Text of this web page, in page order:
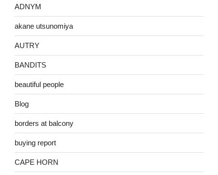
ADNYM
akane utsunomiya
AUTRY
BANDITS
beautiful people
Blog
borders at balcony
buying report
CAPE HORN